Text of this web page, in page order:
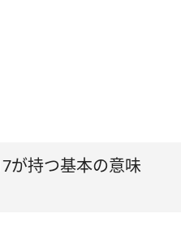
が持つ基本の意味